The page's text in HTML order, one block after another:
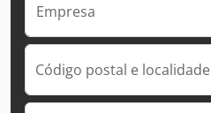
Empresa
Código postal e localidade